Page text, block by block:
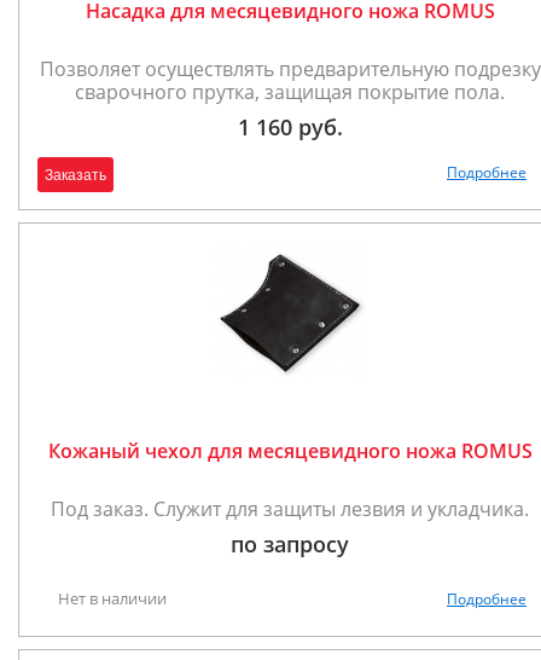
Насадка для месяцевидного ножа ROMUS
Позволяет осуществлять предварительную подрезку
сварочного прутка, защищая покрытие пола.
1 160 руб.
Заказать Подробнее
Кожаный чехол для месяцевидного ножа ROMUS
Под заказ. Служит для защиты лезвия и укладчика.
по запросу
Нет в наличии Подробнее